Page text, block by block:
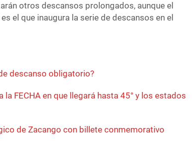
otros descansos prolongados, aunque el
es el que inaugura la serie de descansos en el
descanso obligatorio?
la FECHA en que llegará hasta 45° y los estados
de Zacango con billete conmemorativo